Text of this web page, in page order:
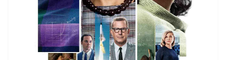
ⓒ2016Twentieth Century Fox